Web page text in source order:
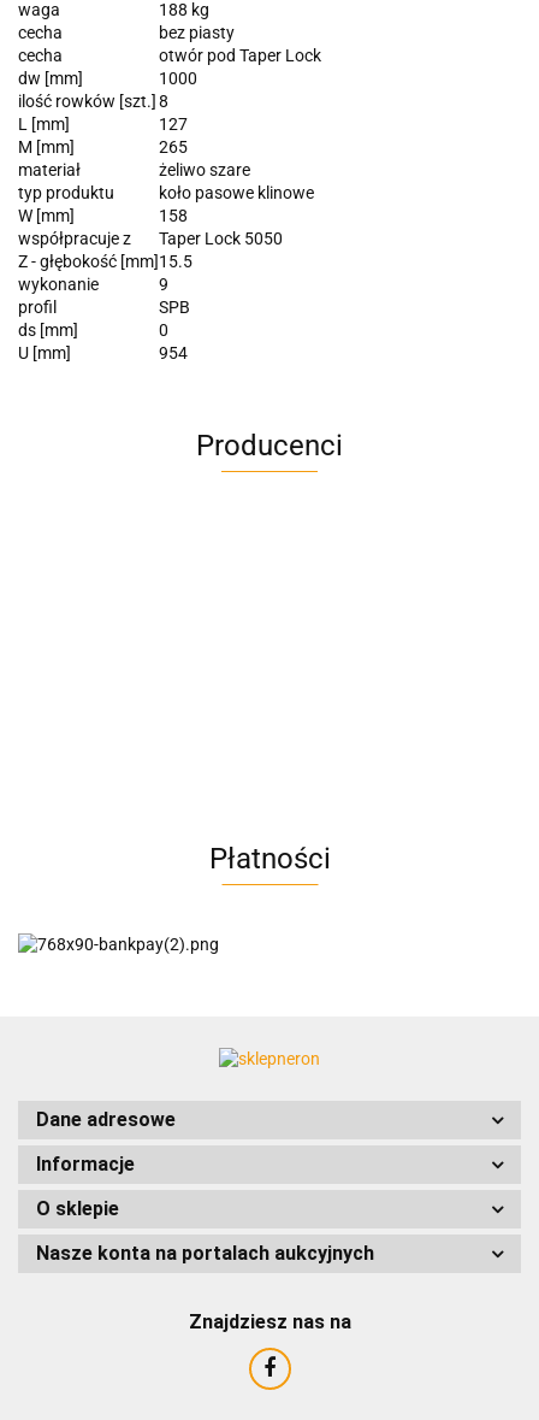
waga
188 kg
cecha
bez piasty
cecha
otwór pod Taper Lock
dw [mm]
1000
ilość rowków [szt.] 8
L [mm]
127
M [mm]
265
materiał
żeliwo szare
typ produktu
koło pasowe klinowe
W [mm]
158
współpracuje z
Taper Lock 5050
Z - głębokość [mm]15.5
wykonanie
9
profil
SPB
ds [mm]
0
U [mm]
954
Producenci
AC EasyLine
Płatności
Dane adresowe
Informacje
O sklepie
Nasze konta na portalach aukcyjnych
Znajdziesz nas na